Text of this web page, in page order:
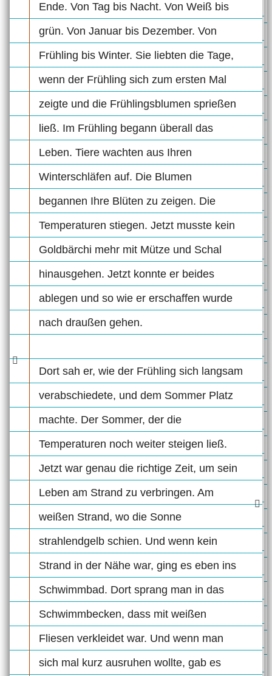
Ende. Von Tag bis Nacht. Von Weiß bis
grün. Von Januar bis Dezember. Von
Frühling bis Winter. Sie liebten die Tage,
wenn der Frühling sich zum ersten Mal
zeigte und die Frühlingsblumen sprießen
ließ. Im Frühling begann überall das
Leben. Tiere wachten aus Ihren
Winterschläfen auf. Die Blumen
begannen Ihre Blüten zu zeigen. Die
Temperaturen stiegen. Jetzt musste kein
Goldbärchi mehr mit Mütze und Schal
hinausgehen. Jetzt konnte er beides
ablegen und so wie er erschaffen wurde
nach draußen gehen.
Dort sah er, wie der Frühling sich langsam
verabschiedete, und dem Sommer Platz
machte. Der Sommer, der die
Temperaturen noch weiter steigen ließ.
Jetzt war genau die richtige Zeit, um sein
Leben am Strand zu verbringen. Am
weißen Strand, wo die Sonne
strahlendgelb schien. Und wenn kein
Strand in der Nähe war, ging es eben ins
Schwimmbad. Dort sprang man in das
Schwimmbecken, dass mit weißen
Fliesen verkleidet war. Und wenn man
sich mal kurz ausruhen wollte, gab es